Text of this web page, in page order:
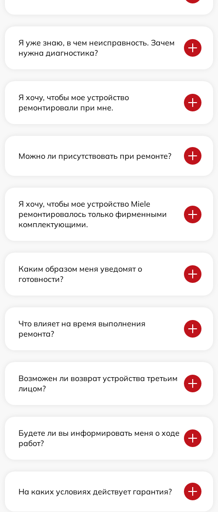
Я уже знаю, в чем неисправность. Зачем
нужна диагностика?
Я хочу, чтобы мое устройство
ремонтировали при мне.
Можно ли присутствовать при ремонте?
Я хочу, чтобы мое устройство Miele
ремонтировалось только фирменными
комплектующими.
Каким образом меня уведомят о
готовности?
Что влияет на время выполнения
ремонта?
Возможен ли возврат устройства третьим
лицом?
Будете ли вы информировать меня о ходе
работ?
На каких условиях действует гарантия?